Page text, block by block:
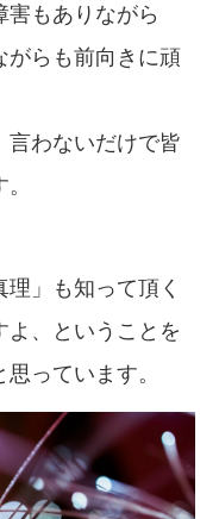
もありながら
がらも前向きに頑
言わないだけで皆
」も知って頂く
よ、ということを
っています。